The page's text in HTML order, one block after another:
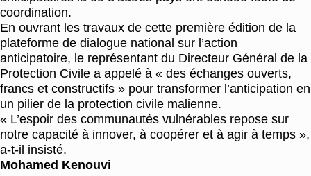
coordination.
En ouvrant les travaux de cette première édition de la
plateforme de dialogue national sur l’action
anticipatoire, le représentant du Directeur Général de la
Protection Civile a appelé à « des échanges ouverts,
francs et constructifs » pour transformer l’anticipation en
un pilier de la protection civile malienne.
« L’espoir des communautés vulnérables repose sur
notre capacité à innover, à coopérer et à agir à temps »,
a-t-il insisté.
Mohamed Kenouvi